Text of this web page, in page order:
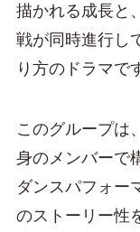
描かれる成長と
戦が同時進行し
り方のドラマで
このグループは
身のメンバーで
ダンスパフォー
のストーリー性